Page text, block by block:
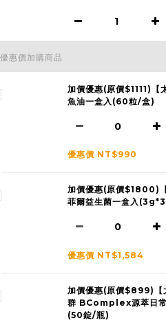
惠價加購商品
加價優惠(原價$1111)【
魚油一盒入(60粒/盒)
優惠價 NT$990
加價優惠(原價$1800)
菲爾益生菌一盒入
優惠價 NT$1,584
加價優惠(原價$899)【
群 BComplex源萃日常
(50錠/瓶)